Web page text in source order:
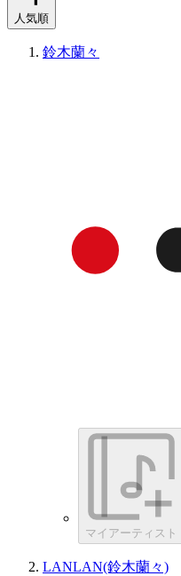
人気順
鈴木蘭々
マイアーティスト
LANLAN(鈴木蘭々)